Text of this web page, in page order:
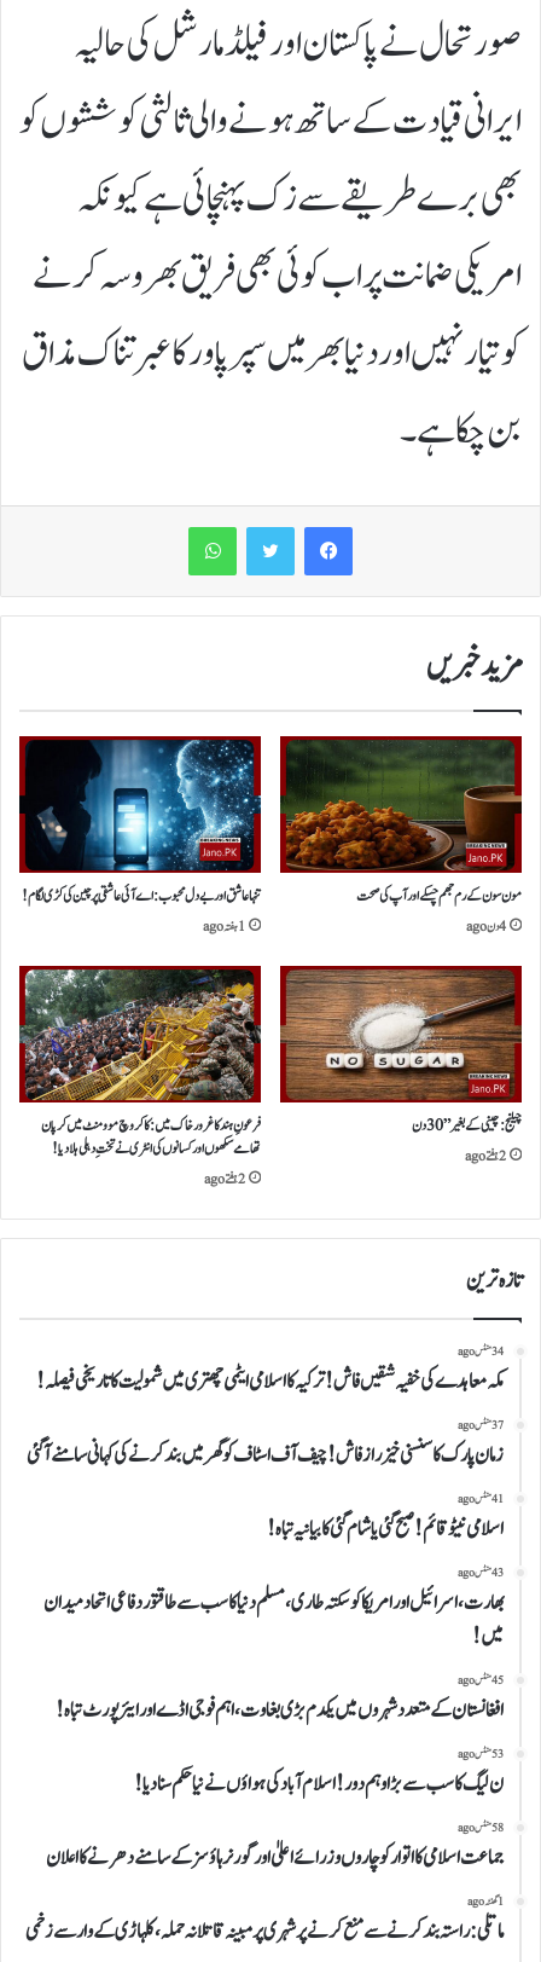
صورتحال نے پاکستان اور فیلڈ مارشل کی حالیہ
ایرانی قیادت کے ساتھ ہونے والی ثالثی کوششوں کو
بھی برے طریقے سے زک پہنچائی ہے کیونکہ
امریکی ضمانت پر اب کوئی بھی فریق بھروسہ کرنے
کو تیار نہیں اور دنیا بھر میں سپر پاور کا عبرتناک مذاق
بن چکا ہے۔
WhatsApp
مزید خبریں
مون سون کے رم جھم چسکے اور آپ کی صحت
4 دن ago
​تنہا عاشق اور بے دل محبوب:اے آئی عاشقی پر چین کی کڑی لگام!
1 ہفتہ ago
چیلنج :چینی کے بغیر ” 30 دن
2 ہفتے ago
فرعونِ ہندکاغرورخاک میں:کاکروچ موومنٹ میں کرپان
تھامے سکھوں اور کسانوں کی انٹری نے تختِ دہلی ہلا دیا!
2 ہفتے ago
تازہ ترین
34 منٹس ago
مکہ معاہدے کی خفیہ شقیں فاش!ترکیہ کا اسلامی ایٹمی چھتری میں شمولیت کا تاریخی فیصلہ!
37 منٹس ago
زمان پارک کا سنسنی خیز راز فاش!چیف آف اسٹاف کو گھر میں بند کرنے کی کہانی سامنے آ گئی
41 منٹس ago
اسلامی نیٹو قائم!صبح گئی یاشام گئی کا بیانیہ تباہ!
43 منٹس ago
بھارت،اسرائیل اور امریکاکو سکتہ طاری،مسلم دنیا کاسب سے طاقتور دفاعی اتحاد میدان
میں!
45 منٹس ago
افغانستان کے متعدد شہروں میں یکدم بڑی بغاوت،اہم فوجی اڈے اور ایئرپورٹ تباہ!
53 منٹس ago
ن لیگ کاسب سے بڑاوہم دور!اسلام آباد کی ہواؤں نے نیا حکم سنا دیا!
58 منٹس ago
جماعت اسلامی کااتوارکوچاروں وزرائے اعلیٰ اور گورنر ہاؤسز کے سامنے دھرنے کا اعلان
1 گھنٹہ ago
ماتلی: راستہ بند کرنے سے منع کرنے پر شہری پر مبینہ قاتلانہ حملہ، کلہاڑی کے وار سے زخمی